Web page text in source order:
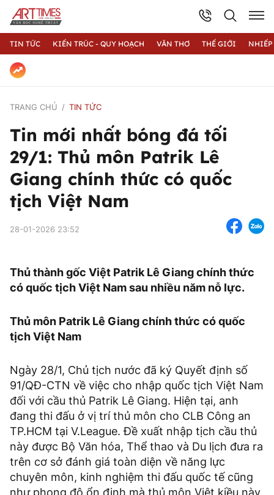
TIN TỨC KIẾN TRÚC - QUY HOẠCH VĂN THƠ THẾ GIỚI
TRANG CHỦ TIN TỨC
Tin mới nhất bóng đá tối
29/1: Thủ môn Patrik Lê
Giang chính thức có quốc
tịch Việt Nam
28-01-2026 23:52
Thủ thành gốc Việt Patrik Lê Giang chính thức
có quốc tịch Việt Nam sau nhiều năm nỗ lực.
Thủ môn Patrik Lê Giang chính thức có quốc
tịch Việt Nam
Ngày 28/1, Chủ tịch nước đã ký Quyết định số
91/QĐ-CTN về việc cho nhập quốc tịch Việt Nam
đối với cầu thủ Patrik Lê Giang. Hiện tại, anh
đang thi đấu ở vị trí thủ môn cho CLB Công an
TP.HCM tại V.League. Đề xuất nhập tịch cầu thủ
này được Bộ Văn hóa, Thể thao và Du lịch đưa ra
trên cơ sở đánh giá toàn diện về năng lực
chuyên môn, kinh nghiệm thi đấu quốc tế cũng
như phong độ ổn định mà thủ môn Việt kiều này